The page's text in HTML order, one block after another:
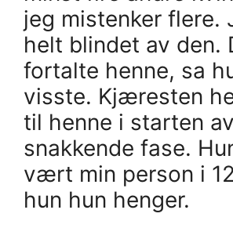
jeg mistenker flere.
helt blindet av den.
fortalte henne, sa
visste. Kjæresten
til henne i starten
snakkende fase.
vært min person i
hun hun henger.